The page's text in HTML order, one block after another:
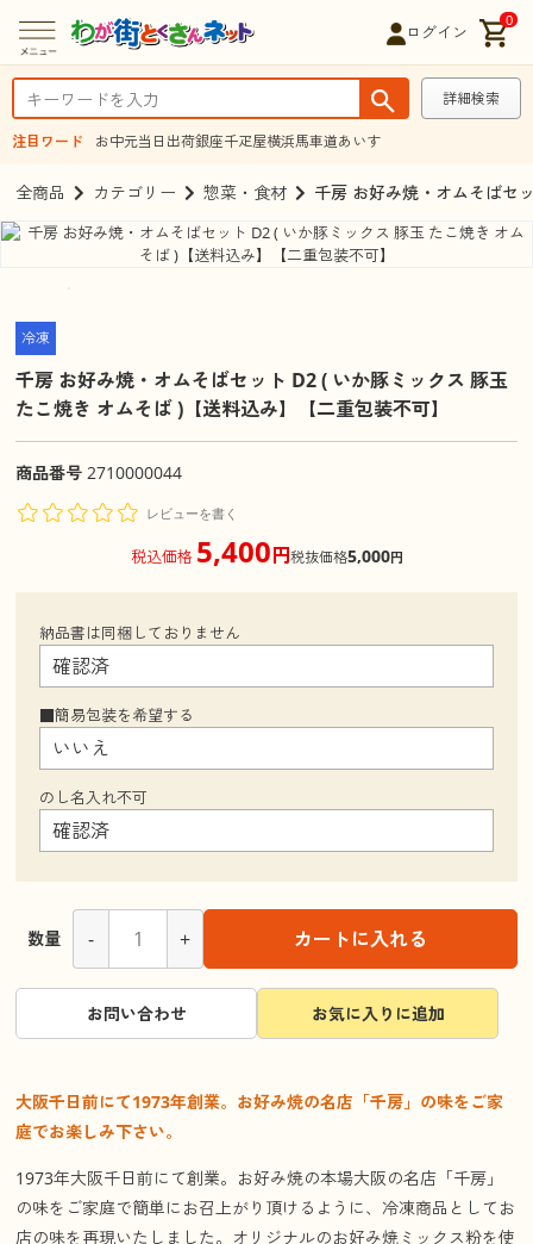
ログイン
0
詳細検索
注目ワード お中元当日出荷銀座千疋屋横浜馬車道あいす
全商品 カテゴリー 惣菜・食材 千房 お好み焼・オムそばセ
冷凍
千房 お好み焼・オムそばセット D2 ( いか豚ミックス 豚玉
たこ焼き オムそば )【送料込み】【二重包装不可】
商品番号 2710000044
レビューを書く
税込価格 5,400円税抜価格5,000円
納品書は同梱しておりません
■簡易包装を希望する
のし名入れ不可
数量 - + カートに入れる
お問い合わせ お気に入りに追加
大阪千日前にて1973年創業。お好み焼の名店「千房」の味をご家
庭でお楽しみ下さい。
1973年大阪千日前にて創業。お好み焼の本場大阪の名店「千房」
の味をご家庭で簡単にお召上がり頂けるように、冷凍商品としてお
店の味を再現いたしました。オリジナルのお好み焼ミックス粉を使